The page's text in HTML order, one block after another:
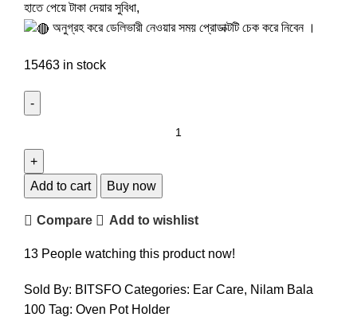
হাতে পেয়ে টাকা দেয়ার সুবিধা,
অনুগ্রহ করে ডেলিভারী নেওয়ার সময় প্রোডাক্টটি চেক করে নিবেন ।
15463 in stock
Add to cart Buy now
Compare Add to wishlist
13 People watching this product now!
Sold By: BITSFO Categories: Ear Care, Nilam Bala
100 Tag: Oven Pot Holder